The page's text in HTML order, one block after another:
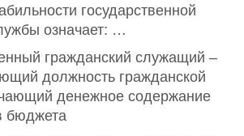
государственной
означает: …
гражданский служащий –
должность гражданской
денежное содержание
бюджета